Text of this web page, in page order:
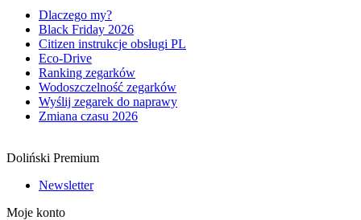
Dlaczego my?
Black Friday 2026
Citizen instrukcje obsługi PL
Eco-Drive
Ranking zegarków
Wodoszczelność zegarków
Wyślij zegarek do naprawy
Zmiana czasu 2026
Doliński Premium
Newsletter
Moje konto